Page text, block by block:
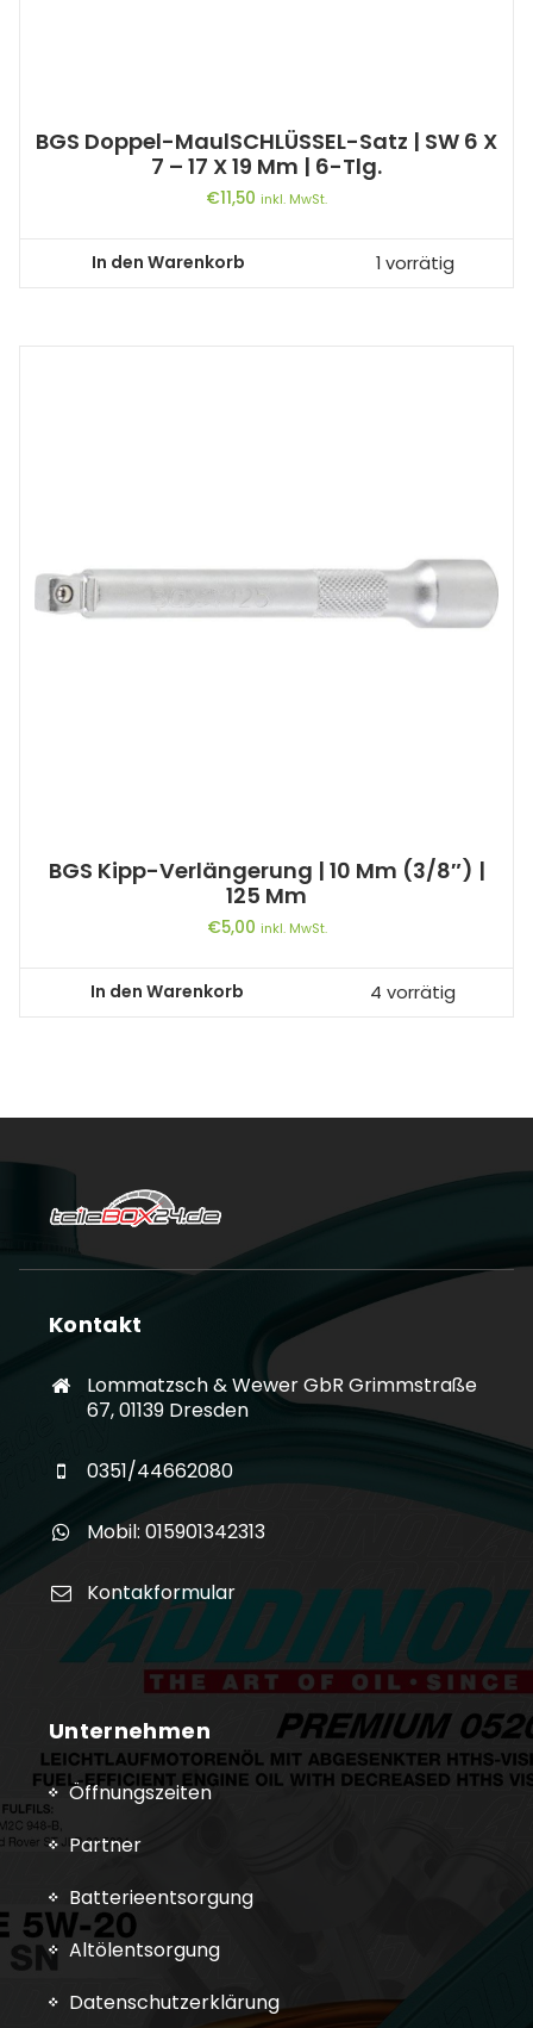
BGS Doppel-MaulSCHLÜSSEL-Satz | SW 6 X
7 – 17 X 19 Mm | 6-Tlg.
€11,50 inkl. MwSt.
In den Warenkorb 1 vorrätig
BGS Kipp-Verlängerung | 10 Mm (3/8″) |
125 Mm
€5,00 inkl. MwSt.
In den Warenkorb 4 vorrätig
Kontakt
Lommatzsch & Wewer GbR Grimmstraße
67, 01139 Dresden
0351/44662080
Mobil: 015901342313
Kontakformular
Unternehmen
Öffnungszeiten
Partner
Batterieentsorgung
Altölentsorgung
Datenschutzerklärung